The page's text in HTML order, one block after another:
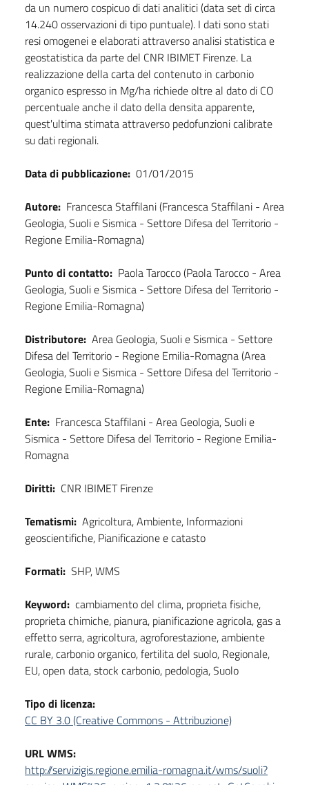
da un numero cospicuo di dati analitici (data set di circa
14.240 osservazioni di tipo puntuale). I dati sono stati
resi omogenei e elaborati attraverso analisi statistica e
geostatistica da parte del CNR IBIMET Firenze. La
realizzazione della carta del contenuto in carbonio
organico espresso in Mg/ha richiede oltre al dato di CO
percentuale anche il dato della densita apparente,
quest'ultima stimata attraverso pedofunzioni calibrate
su dati regionali.
Data di pubblicazione: 01/01/2015
Autore: Francesca Staffilani (Francesca Staffilani - Area
Geologia, Suoli e Sismica - Settore Difesa del Territorio -
Regione Emilia-Romagna)
Punto di contatto: Paola Tarocco (Paola Tarocco - Area
Geologia, Suoli e Sismica - Settore Difesa del Territorio -
Regione Emilia-Romagna)
Distributore: Area Geologia, Suoli e Sismica - Settore
Difesa del Territorio - Regione Emilia-Romagna (Area
Geologia, Suoli e Sismica - Settore Difesa del Territorio -
Regione Emilia-Romagna)
Ente: Francesca Staffilani - Area Geologia, Suoli e
Sismica - Settore Difesa del Territorio - Regione Emilia-
Romagna
Diritti: CNR IBIMET Firenze
Tematismi: Agricoltura, Ambiente, Informazioni
geoscientifiche, Pianificazione e catasto
Formati: SHP, WMS
Keyword: cambiamento del clima, proprieta fisiche,
proprieta chimiche, pianura, pianificazione agricola, gas a
effetto serra, agricoltura, agroforestazione, ambiente
rurale, carbonio organico, fertilita del suolo, Regionale,
EU, open data, stock carbonio, pedologia, Suolo
Tipo di licenza:
CC BY 3.0 (Creative Commons - Attribuzione)
URL WMS:
http://servizigis.regione.emilia-romagna.it/wms/suoli?